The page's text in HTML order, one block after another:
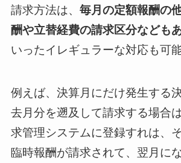
請求方法は、 毎月の定額報酬の
酬や立替経費の請求区分なども
いったイレギュラーな対応も可能
例えば、決算月にだけ発生する
去月分を遡及して請求する場合
求管理システムに登録すれは、
臨時報酬が請求されて、翌月に